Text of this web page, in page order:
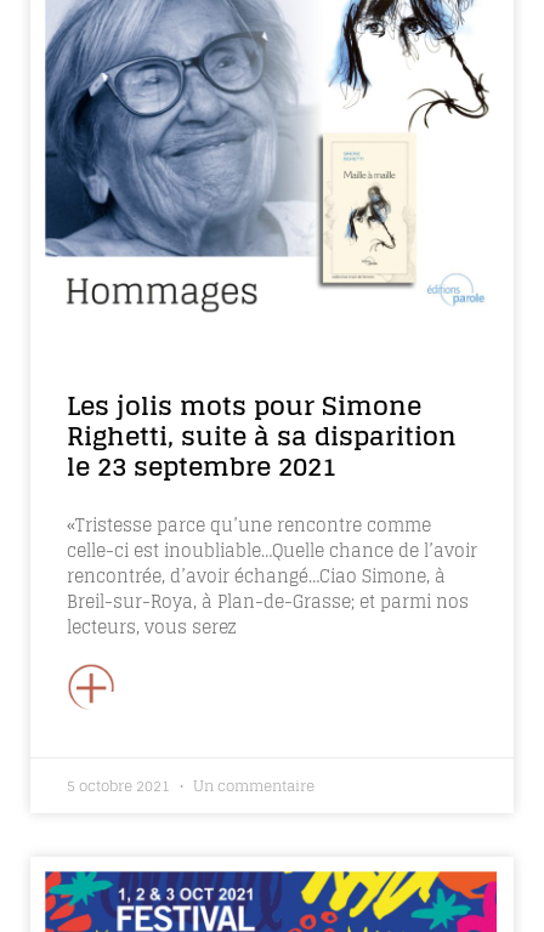
Les jolis mots pour Simone
Righetti, suite à sa disparition
le 23 septembre 2021
«Tristesse parce qu’une rencontre comme
celle-ci est inoubliable…Quelle chance de l’avoir
rencontrée, d’avoir échangé…Ciao Simone, à
Breil-sur-Roya, à Plan-de-Grasse; et parmi nos
lecteurs, vous serez
+
5 octobre 2021 Un commentaire